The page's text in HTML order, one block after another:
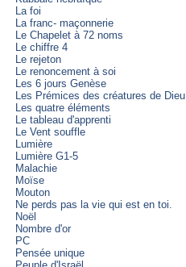
La foi
La franc- maçonnerie
Le Chapelet à 72 noms
Le chiffre 4
Le rejeton
Le renoncement à soi
Les 6 jours Genèse
Les Prémices des créatures de Dieu
Les quatre éléments
Le tableau d'apprenti
Le Vent souffle
Lumière
Lumière G1-5
Malachie
Moïse
Mouton
Ne perds pas la vie qui est en toi.
Noël
Nombre d'or
PC
Pensée unique